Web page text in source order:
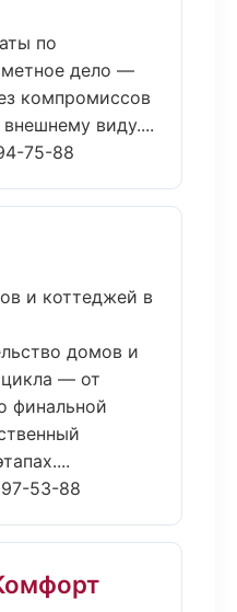
по
дело —
компромиссов
виду....
75-88
и коттеджей в
домов и
— от
финальной
53-88